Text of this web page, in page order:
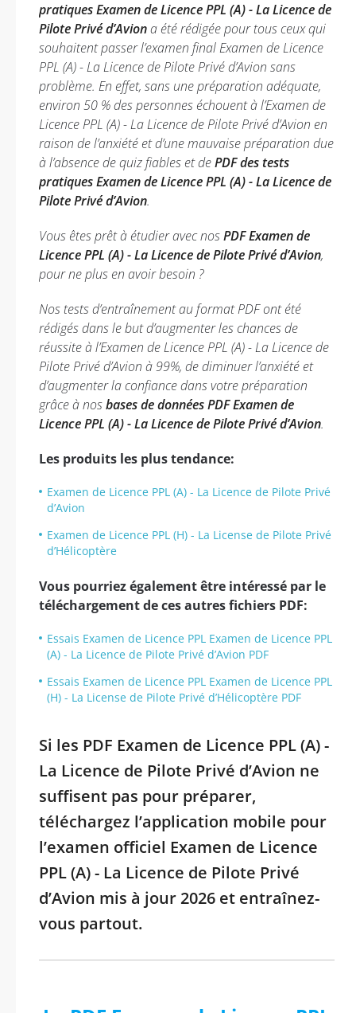
pratiques Examen de Licence PPL (A) - La Licence de
Pilote Privé d’Aviona été rédigée pour tous ceux qui
souhaitent passer l’examen final Examen de Licence
PPL (A) - La Licence de Pilote Privé d’Avion sans
problème. En effet, sans une préparation adéquate,
environ 50 % des personnes échouent à l’Examen de
Licence PPL (A) - La Licence de Pilote Privé d’Avion en
raison de l’anxiété et d’une mauvaise préparation due
à l’absence de quiz fiables et dePDF des tests
pratiques Examen de Licence PPL (A) - La Licence de
Pilote Privé d’Avion.
Vous êtes prêt à étudier avec nosPDF Examen de
Licence PPL (A) - La Licence de Pilote Privé d’Avion,
pour ne plus en avoir besoin ?
Nos tests d’entraînement au format PDF ont été
rédigés dans le but d’augmenter les chances de
réussite à l’Examen de Licence PPL (A) - La Licence de
Pilote Privé d’Avion à 99%, de diminuer l’anxiété et
d’augmenter la confiance dans votre préparation
grâce à nosbases de données PDF Examen de
Licence PPL (A) - La Licence de Pilote Privé d’Avion.
Les produits les plus tendance:
Examen de Licence PPL (A) - La Licence de Pilote Privé
d’Avion
Examen de Licence PPL (H) - La License de Pilote Privé
d’Hélicoptère
Vous pourriez également être intéressé par le
téléchargement de ces autres fichiers PDF:
Essais Examen de Licence PPL Examen de Licence PPL
(A) - La Licence de Pilote Privé d’Avion PDF
Essais Examen de Licence PPL Examen de Licence PPL
(H) - La License de Pilote Privé d’Hélicoptère PDF
Si les PDF Examen de Licence PPL (A) -
La Licence de Pilote Privé d’Avion ne
suffisent pas pour préparer,
téléchargez l’application mobile pour
l’examen officiel Examen de Licence
PPL (A) - La Licence de Pilote Privé
d’Avion mis à jour 2026 et entraînez-
vous partout.